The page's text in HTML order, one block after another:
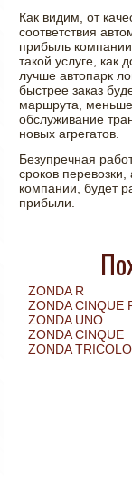
Как видим, от
соответствия
прибыль
такой услуге, как
лучше автопарк
быстрее заказ
маршрута, меньше
обслуживание
новых агрегатов.
Безупречная
сроков перевозки,
компании, будет
прибыли.
ZONDA R
ZONDA CINQUE
ZONDA UNO
ZONDA CINQUE
ZONDA